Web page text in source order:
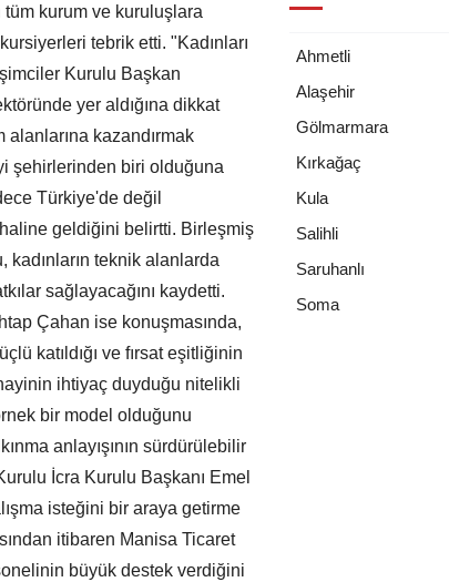
kurum ve kuruluşlara
tebrik etti. "Kadınları
Kurulu Başkan
yer aldığına dikkat
kazandırmak
şehirlerinden biri olduğuna
Türkiye'de değil
geldiğini belirtti. Birleşmiş
teknik alanlarda
sağlayacağını kaydetti.
Çahan ise konuşmasında,
katıldığı ve fırsat eşitliğinin
ihtiyaç duyduğu nitelikli
bir model olduğunu
anlayışının sürdürülebilir
İcra Kurulu Başkanı Emel
isteğini bir araya getirme
itibaren Manisa Ticaret
büyük destek verdiğini
Ahmetli
Alaşehir
Gölmarmara
Kırkağaç
Kula
Salihli
Saruhanlı
Soma